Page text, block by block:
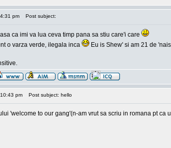
pm Post subject:
ca imi va lua ceva timp pana sa stiu care'i care
o varza verde, ilegala inca
Eu is Shew' si am 21 de
pm Post subject: hello
'welcome to our gang'(n-am vrut sa scriu in romana pt ca